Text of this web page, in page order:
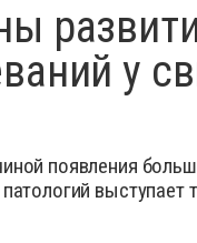
у
появления
патологий выступает